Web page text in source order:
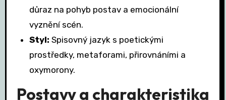
důraz na pohyb postav a emocionální
vyznění scén.
Styl: Spisovný jazyk s poetickými
prostředky, metaforami, přirovnáními a
oxymorony.
Postavy a charakteristika